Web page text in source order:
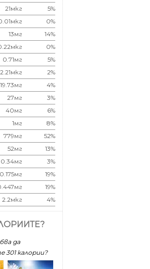
21мкг
5%
0%
13мг
14%
0%
0.71мг
5%
2.21мкг
2%
19.73мг
4%
27мг
3%
40мг
6%
1мг
8%
779мг
52%
52мг
13%
0.34мг
3%
0.175мг
19%
19%
2.2мкг 4%
да
301 калoрии?